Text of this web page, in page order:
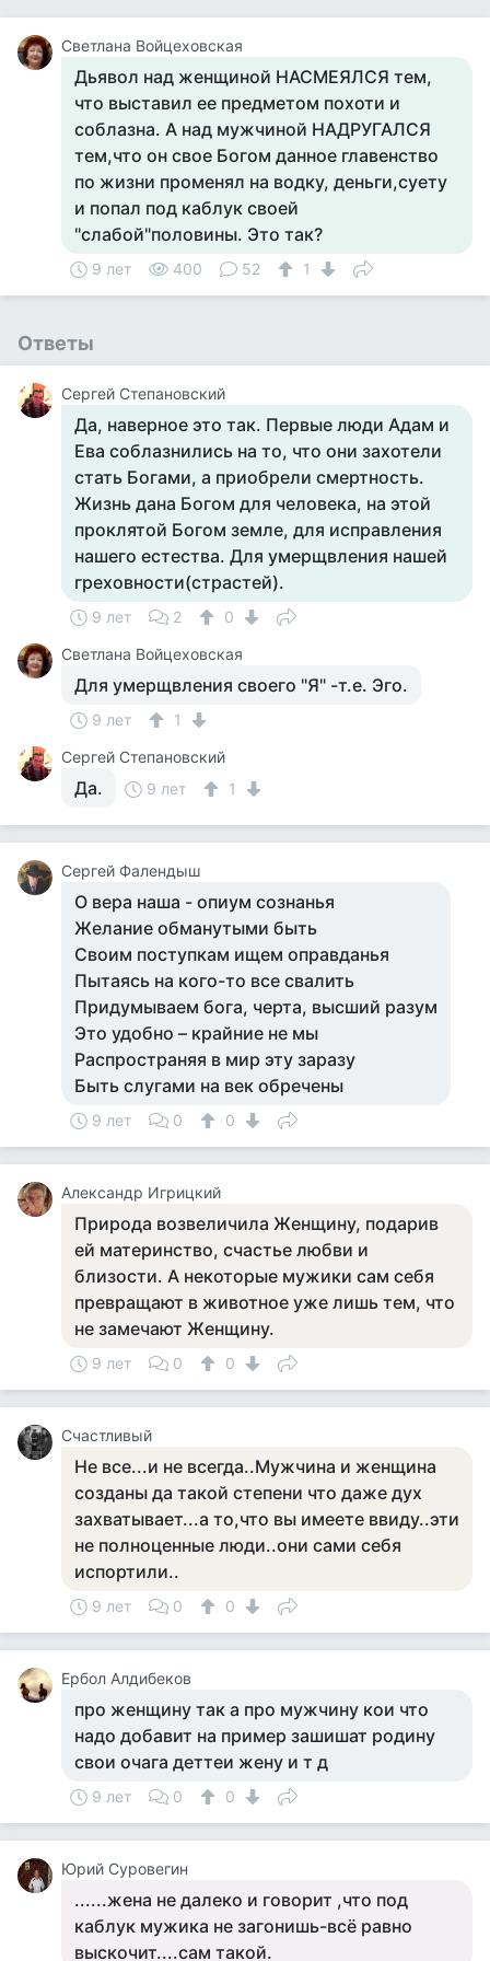
Светлана Войцеховская
Дьявол над женщиной НАСМЕЯЛСЯ тем,
что выставил ее предметом похоти и
соблазна. А над мужчиной НАДРУГАЛСЯ
тем,что он свое Богом данное главенство
по жизни променял на водку, деньги,суету
и попал под каблук своей
"слабой"половины. Это так?
9 лет 400 52 1
Ответы
Сергей Степановский
Да, наверное это так. Первые люди Адам и
Ева соблазнились на то, что они захотели
стать Богами, а приобрели смертность.
Жизнь дана Богом для человека, на этой
проклятой Богом земле, для исправления
нашего естества. Для умерщвления нашей
греховности(страстей).
9 лет 2
0
Светлана Войцеховская
Для умерщвления своего "Я" -т.е. Эго.
9 лет
1
Сергей Степановский
Да. 9 лет 1
Сергей Фалендыш
О вера наша - опиум сознанья
Желание обманутыми быть
Своим поступкам ищем оправданья
Пытаясь на кого-то все свалить
Придумываем бога, черта, высший разум
Это удобно – крайние не мы
Распространяя в мир эту заразу
Быть слугами на век обречены
9 лет 0 0
Александр Игрицкий
Природа возвеличила Женщину, подарив
ей материнство, счастье любви и
близости. А некоторые мужики сам себя
превращают в животное уже лишь тем, что
не замечают Женщину.
9 лет 0 0
Счастливый
Не все...и не всегда..Мужчина и женщина
созданы да такой степени что даже дух
захватывает...а то,что вы имеете ввиду..эти
не полноценные люди..они сами себя
испортили..
9 лет 0 0
Ербол Алдибеков
про женщину так а про мужчину кои что
надо добавит на пример зашишат родину
свои очага деттеи жену и т д
9 лет 0 0
Юрий Суровегин
......жена не далеко и говорит ,что под
каблук мужика не загонишь-всё равно
выскочит....сам такой.